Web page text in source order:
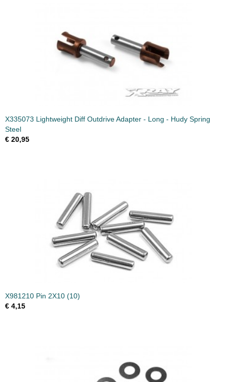
Productcode leverancier
X335073 Lightweight Diff Outdrive Adapter - Long - Hudy Spring
Steel
€ 20,95
X981210 Pin 2X10 (10)
€ 4,15